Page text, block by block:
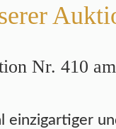
Nr. 410
einzigartiger